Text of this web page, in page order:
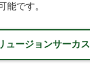
能です。
ュージョンサーカス